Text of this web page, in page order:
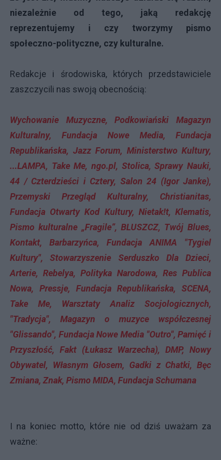
niezależnie od tego, jaką redakcję
reprezentujemy i czy tworzymy pismo
społeczno-polityczne, czy kulturalne.
Redakcje i środowiska, których przedstawiciele
zaszczycili nas swoją obecnością:
Wychowanie Muzyczne, Podkowiański Magazyn
Kulturalny, Fundacja Nowe Media, Fundacja
Republikańska, Jazz Forum, Ministerstwo Kultury,
...LAMPA, Take Me, ngo.pl, Stolica, Sprawy Nauki,
44 / Czterdzieści i Cztery, Salon 24 (Igor Janke),
Przemyski Przegląd Kulturalny, Christianitas,
Fundacja Otwarty Kod Kultury, Nietak!t, Klematis,
Pismo kulturalne „Fragile”, BLUSZCZ, Twój Blues,
Kontakt, Barbarzyńca, Fundacja ANIMA "Tygiel
Kultury", Stowarzyszenie Serduszko Dla Dzieci,
Arterie, Rebelya, Polityka Narodowa, Res Publica
Nowa, Pressje, Fundacja Republikańska, SCENA,
Take Me, Warsztaty Analiz Socjologicznych,
"Tradycja", Magazyn o muzyce współczesnej
"Glissando", Fundacja Nowe Media "Outro", Pamięć i
Przyszłość, Fakt (Łukasz Warzecha), DMP, Nowy
Obywatel, Własnym Głosem, Gadki z Chatki, Bęc
Zmiana, Znak, Pismo MIDA, Fundacja Schumana
I na koniec motto, które nie od dziś uważam za
ważne: